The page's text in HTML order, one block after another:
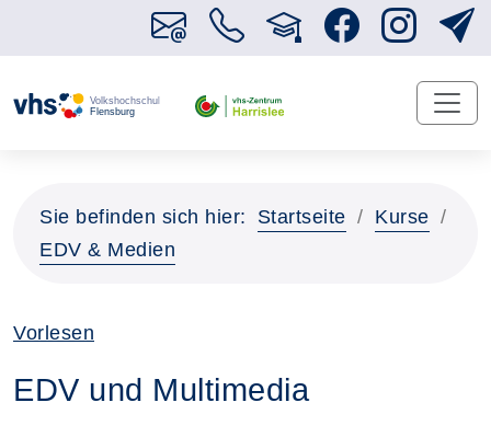
Sie befinden sich hier: Startseite
Kurse
EDV & Medien
Vorlesen
EDV und Multimedia